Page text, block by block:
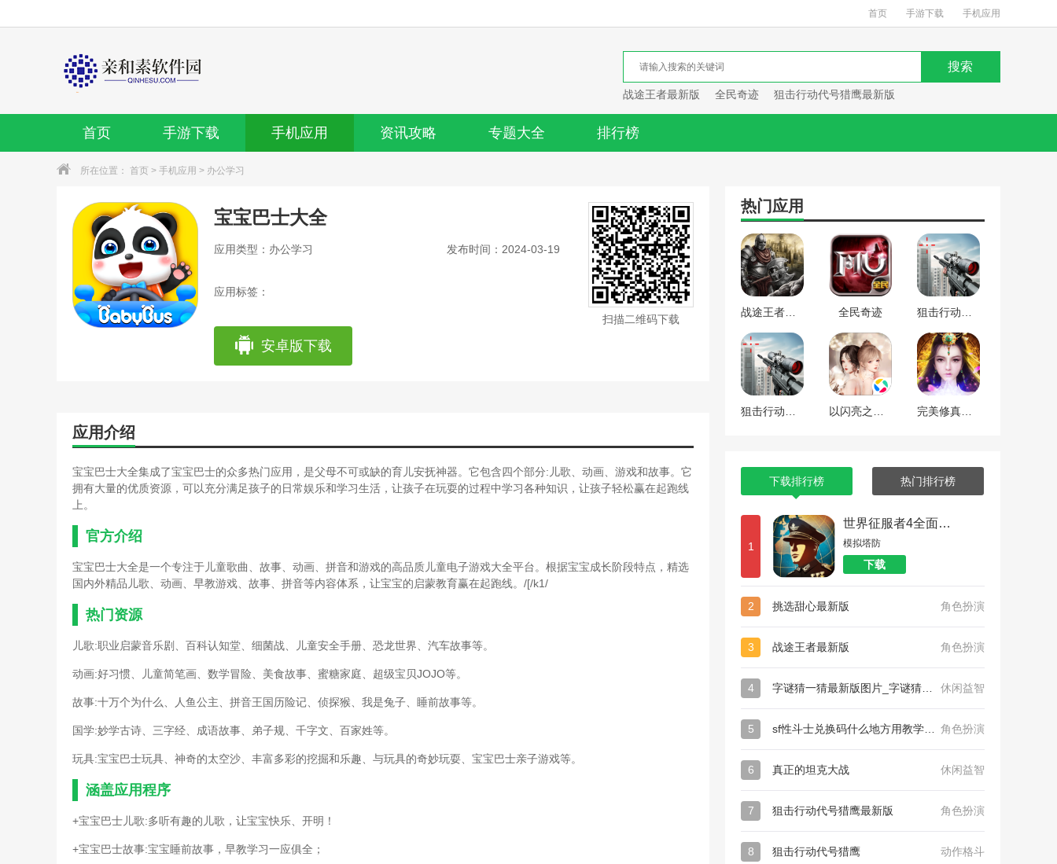
首页 手游下载 手机应用
战途王者最新版 全民奇迹 狙击行动代号猎鹰最新版
首页 手游下载 手机应用 资讯攻略 专题大全 排行榜
所在位置： 首页 > 手机应用 > 办公学习
宝宝巴士大全
应用类型：办公学习 发布时间：2024-03-19
应用标签：
安卓版下载
扫描二维码下载
应用介绍
宝宝巴士大全集成了宝宝巴士的众多热门应用，是父母不可或缺的育儿安抚神器。它包含四个部分:儿歌、动画、游戏和故事。它
拥有大量的优质资源，可以充分满足孩子的日常娱乐和学习生活，让孩子在玩耍的过程中学习各种知识，让孩子轻松赢在起跑线
上。
官方介绍
宝宝巴士大全是一个专注于儿童歌曲、故事、动画、拼音和游戏的高品质儿童电子游戏大全平台。根据宝宝成长阶段特点，精选
国内外精品儿歌、动画、早教游戏、故事、拼音等内容体系，让宝宝的启蒙教育赢在起跑线。/[/k1/
热门资源
儿歌:职业启蒙音乐剧、百科认知堂、细菌战、儿童安全手册、恐龙世界、汽车故事等。
动画:好习惯、儿童简笔画、数学冒险、美食故事、蜜糖家庭、超级宝贝JOJO等。
故事:十万个为什么、人鱼公主、拼音王国历险记、侦探猴、我是兔子、睡前故事等。
国学:妙学古诗、三字经、成语故事、弟子规、千字文、百家姓等。
玩具:宝宝巴士玩具、神奇的太空沙、丰富多彩的挖掘和乐趣、与玩具的奇妙玩耍、宝宝巴士亲子游戏等。
涵盖应用程序
+宝宝巴士儿歌:多听有趣的儿歌，让宝宝快乐、开明！
+宝宝巴士故事:宝宝睡前故事，早教学习一应俱全；
热门应用
全民奇迹
下载排行榜 热门排行榜
1
世界征服者4全面战争
模拟塔防
下载
2 挑选甜心最新版 角色扮演
3 战途王者最新版 角色扮演
4 休闲益智
5 角色扮演
6 真正的坦克大战 休闲益智
7 狙击行动代号猎鹰最新版 角色扮演
8 狙击行动代号猎鹰 动作格斗